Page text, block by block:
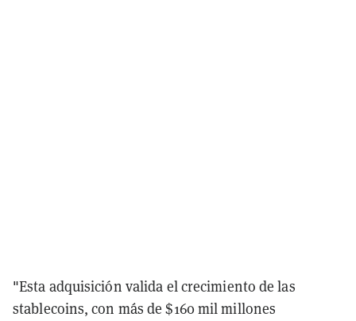
"Esta adquisición valida el crecimiento de las
stablecoins, con más de $160 mil millones